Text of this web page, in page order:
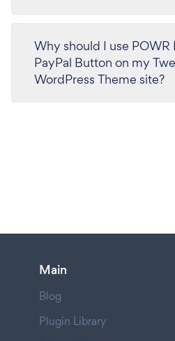
Why should I use POWR
PayPal Button on my
WordPress Theme site?
Main
Blog
Plugin Library